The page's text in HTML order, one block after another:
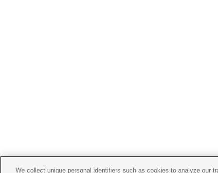
We collect unique personal identifiers such as cookies to analyze our